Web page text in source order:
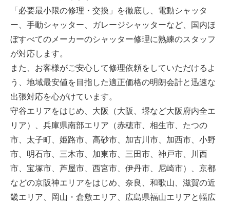
「必要最小限の修理・交換」を徹底し、電動シャッタ
ー、手動シャッター、ガレージシャッターなど、国内ほ
ぼすべてのメーカーのシャッター修理に熟練のスタッフ
が対応します。
また、お客様がご安心して修理依頼をしていただけるよ
う、地域最安値を目指した適正価格の明朗会計と迅速な
出張対応を心がけています。
守谷エリアをはじめ、大阪（大阪、堺など大阪府内全エ
リア）、兵庫県南部エリア（赤穂市、相生市、たつの
市、太子町、姫路市、高砂市、加古川市、加西市、小野
市、明石市、三木市、加東市、三田市、神戸市、川西
市、宝塚市、芦屋市、西宮市、伊丹市、尼崎市）、京都
などの京阪神エリアをはじめ、奈良、和歌山、滋賀の近
畿エリア、岡山・倉敷エリア、広島県福山エリアと幅広